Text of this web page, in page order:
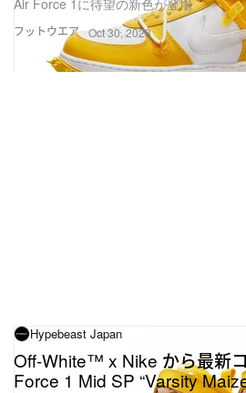
Air Force 1に待望の新色が登場
フットウエア Oct 30, 2023
Hypebeast Japan
Off-White™ x Nike から最新
Force 1 Mid SP “Varsity